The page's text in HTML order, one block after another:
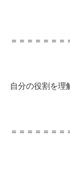
＝＝＝＝＝＝＝
自分の役割を理
＝＝＝＝＝＝＝